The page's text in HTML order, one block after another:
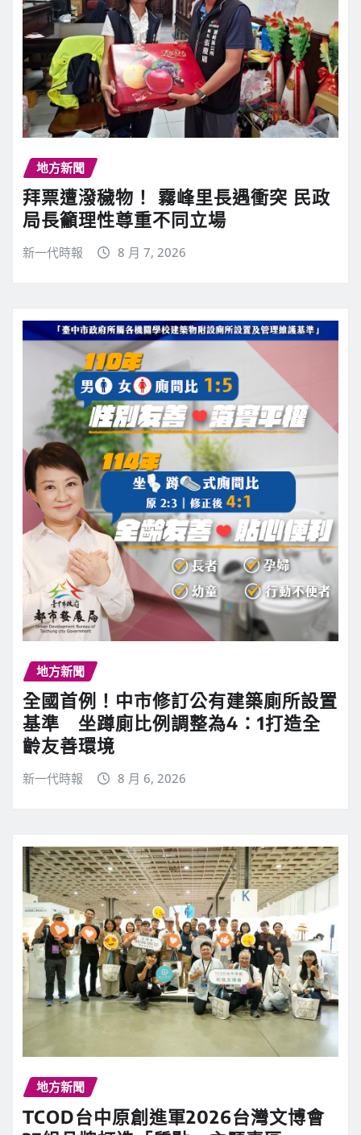
地方新聞
拜票遭潑穢物！ 霧峰里長遇衝突 民政
局長籲理性尊重不同立場
新一代時報 8 月 7, 2026
地方新聞
全國首例！中市修訂公有建築廁所設置
基準 坐蹲廁比例調整為4：1打造全
齡友善環境
新一代時報 8 月 6, 2026
地方新聞
TCOD台中原創進軍2026台灣文博會